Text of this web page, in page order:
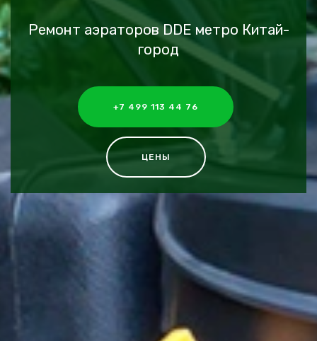
Ремонт аэраторов DDE метро Китай-
город
+7 499 113 44 76
ЦЕНЫ